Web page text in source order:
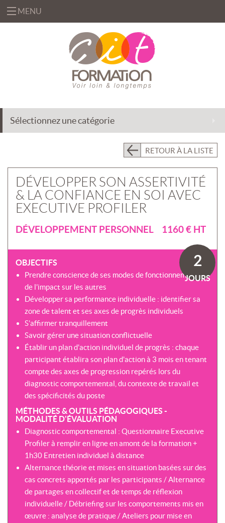
MENU
INFORMATIQUE
MANAGEMENT
&
FORMATION
DÉLÉGATION
FORMATEURS
CPF
ENTREPRISES
CENTRE
PRÉSENTIEL
INTRA
PRÉSENTIEL
INTER
CLASSES
VIRTUELLES
COACHING
LEARNING
MULTI-
MODALES
MALLETTE
DIRIGEANT
SOMMES-
PRÉSENTATION
DÉMARCHE
ÉQUIPES
ACTIONS
COLLECTIVES
NOTRE
CENTRE
NATIONAL
Sélectionnez une catégorie
RETOUR À LA LISTE
DÉVELOPPER SON ASSERTIVITÉ
& LA CONFIANCE EN SOI AVEC
EXECUTIVE PROFILER
DÉVELOPPEMENT PERSONNEL 1160 € HT
OBJECTIFS
Prendre conscience de ses modes de fonctionnement et
de l’impact sur les autres
Développer sa performance individuelle : identifier sa
zone de talent et ses axes de progrès individuels
S’affirmer tranquillement
Savoir gérer une situation conflictuelle
Établir un plan d'action individuel de progrès : chaque
participant établira son plan d'action à 3 mois en tenant
compte des axes de progression repérés lors du
diagnostic comportemental, du contexte de travail et
des spécificités du poste
MÉTHODES & OUTILS PÉDAGOGIQUES -
MODALITÉ D'ÉVALUATION
Diagnostic comportemental : Questionnaire Executive
Profiler à remplir en ligne en amont de la formation +
1h30 Entretien individuel à distance
Alternance théorie et mises en situation basées sur des
cas concrets apportés par les participants / Alternance
de partages en collectif et de temps de réflexion
individuelle / Débriefing sur les comportements mis en
œuvre : analyse de pratique / Ateliers pour mise en
2
JOURS